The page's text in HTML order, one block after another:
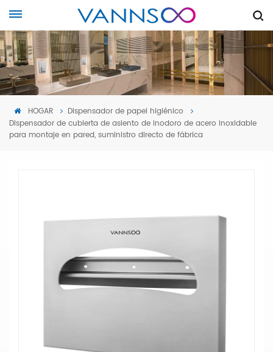
HOGAR
Dispensador de papel higiénico
Dispensador de cubierta de asiento de inodoro de acero inoxidable
para montaje en pared, suministro directo de fábrica